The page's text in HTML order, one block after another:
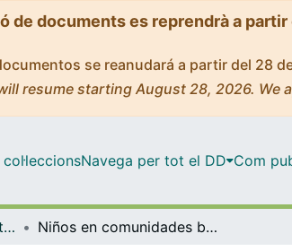
de documents es reprendrà a
se reanudará a partir del 28
resume starting August 28, 2026. We
Navega per tot el DD Com
Tesis Doctorals - Departament - Antropologia Cultural i Història d'Amèrica i d'Àfrica Niños en comunidades bilingües: Etnografía en comunidades mayas Chiapas - México